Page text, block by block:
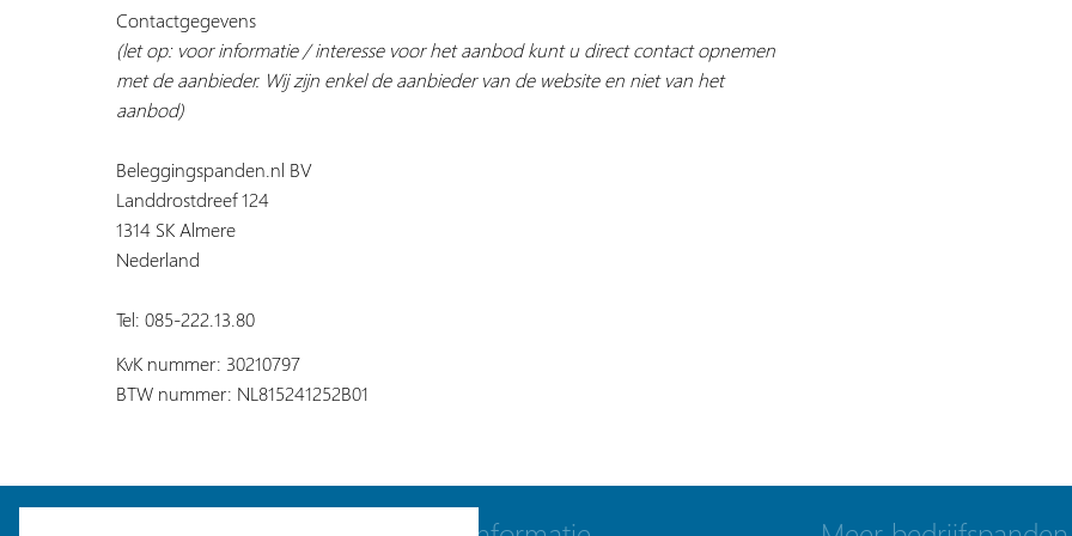
Contactgegevens
(let op: voor informatie / interesse voor het aanbod kunt u direct contact opnemen
met de aanbieder. Wij zijn enkel de aanbieder van de website en niet van het
aanbod)
Beleggingspanden.nl BV
Landdrostdreef 124
1314 SK Almere
Nederland
Tel: 085-222.13.80
KvK nummer: 30210797
BTW nummer: NL815241252B01